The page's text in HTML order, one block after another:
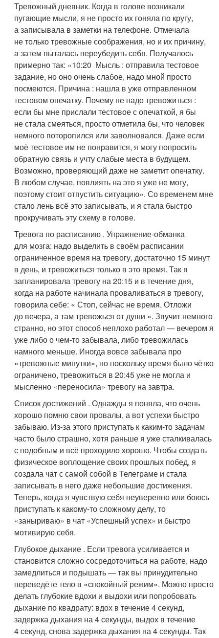
Тревожный дневник. Когда в голове возникали
пугающие мысли, я не просто их гоняла по кругу,
а записывала в заметки на телефоне. Отмечала
не только тревожные соображения, но и их причину,
а затем пыталась переубедить себя. Получалось
примерно так: «10:20 Мысль : отправила тестовое
задание, но оно очень слабое, надо мной просто
посмеются. Причина : нашла в уже отправленном
тестовом опечатку. Почему не надо тревожиться :
если бы мне прислали тестовое с опечаткой, я бы
не стала смеяться, просто отметила бы, что человек
немного поторопился или заволновался. Даже если
моё тестовое им не понравится, я могу попросить
обратную связь и учту слабые места в будущем.
Возможно, проверяющий даже не заметит опечатку.
В любом случае, повлиять на это я уже не могу,
поэтому стоит отпустить ситуацию». Со временем мне
стало лень всё это записывать, и я стала быстро
прокручивать эту схему в голове.
Тревога по расписанию . Упражнение‑обманка
для мозга: надо выделить в своём расписании
ограниченное время на тревогу, достаточно 15 минут
в день, и тревожиться только в это время. Так я
запланировала тревогу на 20:15 и в течение дня,
когда на работе начинала проваливаться в тревогу,
говорила себе: « Стоп, сейчас не время. Отложи
до вечера, а там тревожься от души ». Звучит немного
странно, но этот способ неплохо работал — вечером я
уже либо о чем‑то забывала, либо тревожилась
намного меньше. Иногда вовсе забывала про
«тревожные минутки», но поскольку время было чётко
ограничено, тревожиться в 20:45 уже не могла и
мысленно «переносила» тревогу на завтра.
Список достижений . Однажды я поняла, что очень
хорошо помню свои провалы, а вот успехи быстро
забываю. Из‑за этого приступать к каким‑то задачам
часто было страшно, хотя раньше я уже сталкивалась
с подобным и всё проходило хорошо. Чтобы создать
физическое воплощение своих прошлых побед, я
создала чат с самой собой в Телеграме и стала
записывать в него даже небольшие достижения.
Теперь, когда я чувствую себя неуверенно или боюсь
приступать к какому‑то сложному делу, то
«заныриваю» в чат «Успешный успех» и быстро
мотивирую себя.
Глубокое дыхание . Если тревога усиливается и
становится сложно сосредоточиться на работе, надо
замедлиться и подышать — так вы принудительно
переведёте тело в «спокойный режим». Можно просто
делать глубокие вдохи и выдохи или попробовать
дыхание по квадрату: вдох в течение 4 секунд,
задержка дыхания на 4 секунды, выдох в течение
4 секунд, снова задержка дыхания на 4 секунды. Так